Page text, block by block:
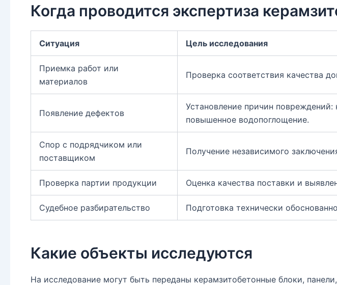
Когда проводится экспертиза
Ситуация Цель исследования
Приемка работ или
материалов
Проверка соответствия качества
Появление дефектов
Установление причин
повышенное водопоглощение.
Спор с подрядчиком или
поставщиком
Получение независимого
Проверка партии продукции Оценка качества поставки и
Судебное разбирательство Подготовка технически
Какие объекты исследуются
На исследование могут быть переданы керамзитобетонные блоки,